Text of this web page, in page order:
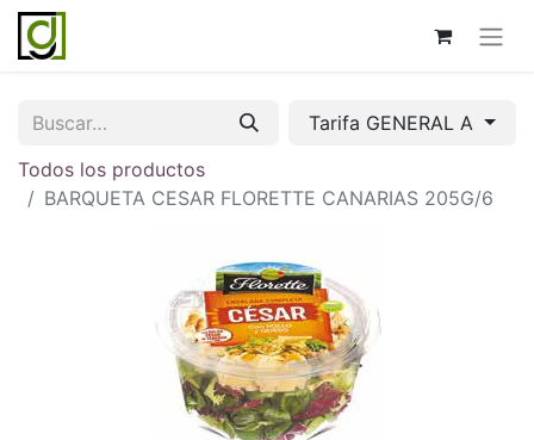
Tarifa GENERAL A
Todos los productos
BARQUETA CESAR FLORETTE CANARIAS 205G/6